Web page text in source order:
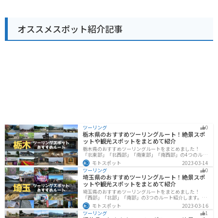
きるので便利です。
オススメスポット紹介記事
ツーリング 0
栃木県のおすすめツーリングルート！絶景スポ
ットや観光スポットをまとめて紹介
栃木県のおすすめツーリングルートをまとめました！
「北東部」「北西部」「南東部」「南西部」の4つのルー
ト紹介します。日本を代表する神社や広大な山や滝、湖
などを歴史や自然を満喫するツーリングができます。バ
イクで栃木県にツーリングに行く際は参考にしてくださ
い。
モトスポット
2023-03-14
ツーリング
0
埼玉県のおすすめツーリングルート！絶景スポ
ットや観光スポットをまとめて紹介
埼玉県のおすすめツーリングルートをまとめました！
「西部」「北部」「南部」の3つのルート紹介します。自
然豊かな西側と街中の東側で違った楽しみ方ができま
す。バイクで埼玉県にツーリングに行く際は参考にして
ください。
モトスポット
2023-03-16
ツーリング
1